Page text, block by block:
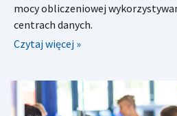
mocy obliczeniowej
centrach danych.
Czytaj więcej »